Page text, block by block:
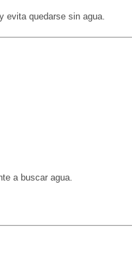
evita quedarse sin agua.
a buscar agua.